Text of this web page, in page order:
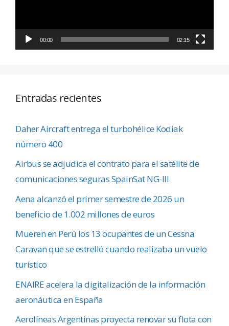
00:00 02:15
Entradas recientes
Daher Aircraft entrega el turbohélice Kodiak
número 400
Airbus se adjudica el contrato para el satélite de
comunicaciones seguras SpainSat NG-III
Aena alcanzó el primer semestre de 2026 un
beneficio de 1.002 millones de euros
Mueren en Perú los 13 ocupantes de un Cessna
Caravan que se estrelló cuando realizaba un vuelo
turístico
ENAIRE acelera la digitalización de la información
aeronáutica en España
Aerolíneas Argentinas proyecta renovar su flota con